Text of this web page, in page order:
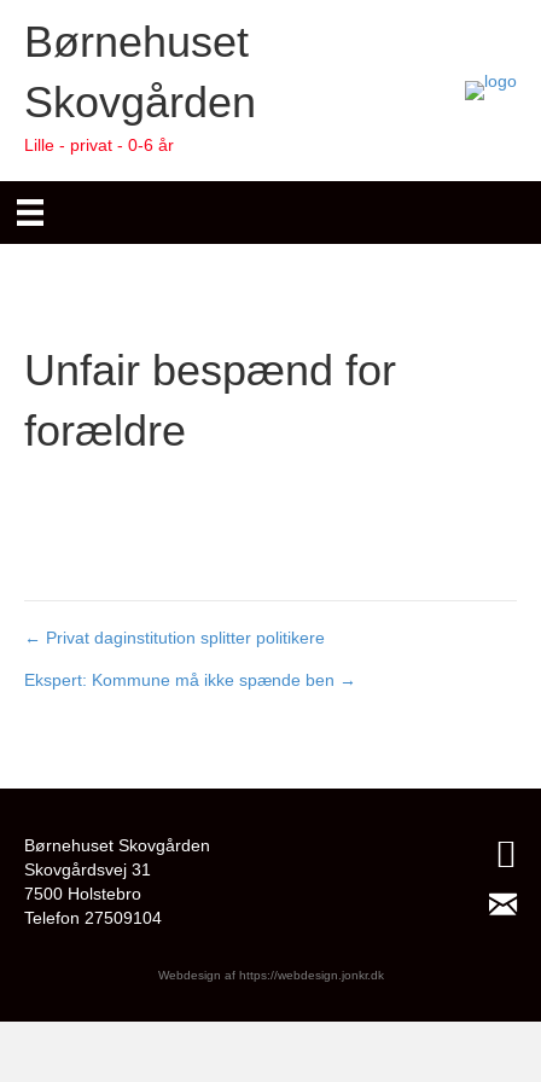
Børnehuset
Skovgården
Lille - privat - 0-6 år
Unfair bespænd for
forældre
Indlægsnavigation
← Privat daginstitution splitter politikere
Ekspert: Kommune må ikke spænde ben →
Børnehuset Skovgården
Skovgårdsvej 31
7500 Holstebro
Telefon 27509104
Webdesign af https://webdesign.jonkr.dk